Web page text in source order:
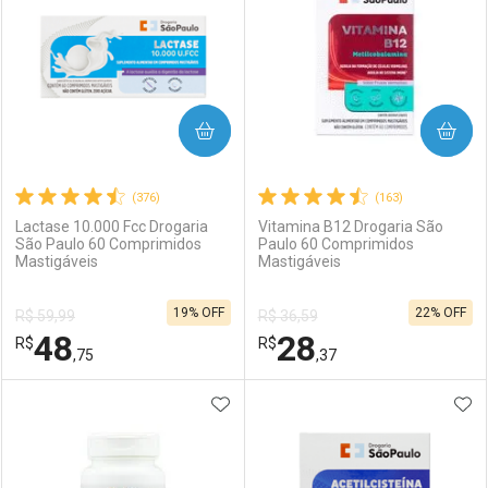
(376)
Lactase 10.000 Fcc Drogaria
São Paulo 60 Comprimidos
Mastigáveis
R$ 59,99
R$48,75
19% OFF
COMPRAR
Laboratório
Por Menos
(163)
Vitamina B12 Drogaria São
Paulo 60 Comprimidos
Mastigáveis
R$ 36,59
R$28,37
22% OFF
COMPRAR
Laboratório
Por Menos
ADICIONAR AOS FAVORITOS